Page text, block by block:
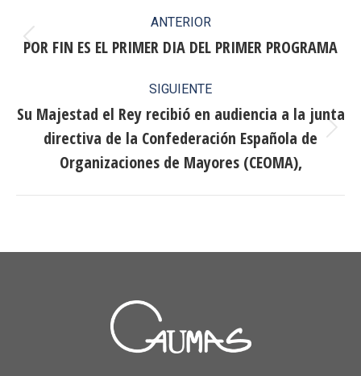
entre
publicaciones
ANTERIOR
Publicación
POR FIN ES EL PRIMER DIA DEL PRIMER PROGRAMA
SIGUIENTE
Publicación
siguiente:
Su Majestad el Rey recibió en audiencia a la junta
directiva de la Confederación Española de
Organizaciones de Mayores (CEOMA),